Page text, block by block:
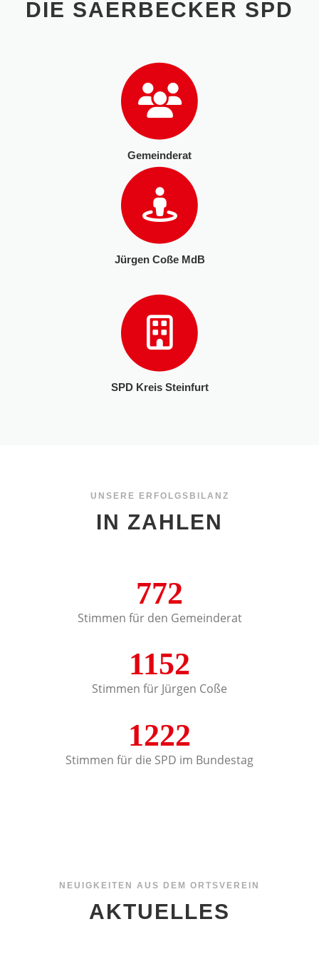
DIE SAERBECKER SPD
Gemeinderat
Jürgen Coße MdB
SPD Kreis Steinfurt
UNSERE ERFOLGSBILANZ
IN ZAHLEN
772
Stimmen für den Gemeinderat
1152
Stimmen für Jürgen Coße
1222
Stimmen für die SPD im Bundestag
NEUIGKEITEN AUS DEM ORTSVEREIN
AKTUELLES